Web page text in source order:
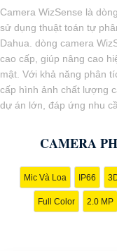
Camera WizSense là
sử dụng thuật toán tự
Dahua. dòng camera
cao cấp, giúp nâng cao
mật. Với khả năng phân
cấp hình ảnh chất lượng
dự án lớn, đáp ứng nhu
CAMERA
Mic Và Loa IP66
Full Color 2.0 MP